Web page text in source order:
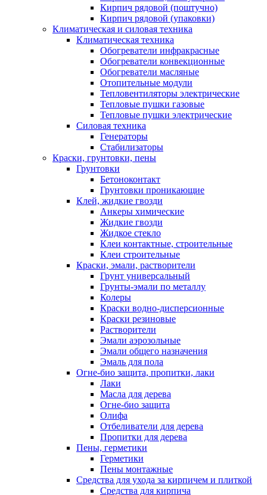
Кирпич рядовой (поштучно)
Кирпич рядовой (упаковки)
Климатическая и силовая техника
Климатическая техника
Обогреватели инфракрасные
Обогреватели конвекционные
Обогреватели масляные
Отопительные модули
Тепловентиляторы электрические
Тепловые пушки газовые
Тепловые пушки электрические
Силовая техника
Генераторы
Стабилизаторы
Краски, грунтовки, пены
Грунтовки
Бетоноконтакт
Грунтовки проникающие
Клей, жидкие гвозди
Анкеры химические
Жидкие гвозди
Жидкое стекло
Клеи контактные, строительные
Клеи строительные
Краски, эмали, растворители
Грунт универсальный
Грунты-эмали по металлу
Колеры
Краски водно-дисперсионные
Краски резиновые
Растворители
Эмали аэрозольные
Эмали общего назначения
Эмаль для пола
Огне-био защита, пропитки, лаки
Лаки
Масла для дерева
Огне-био защита
Олифа
Отбеливатели для дерева
Пропитки для дерева
Пены, герметики
Герметики
Пены монтажные
Средства для ухода за кирпичем и плиткой
Средства для кирпича